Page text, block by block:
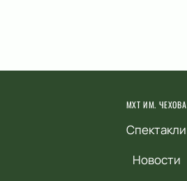
МХТ ИМ. ЧЕХОВА
Спектакли
Новости